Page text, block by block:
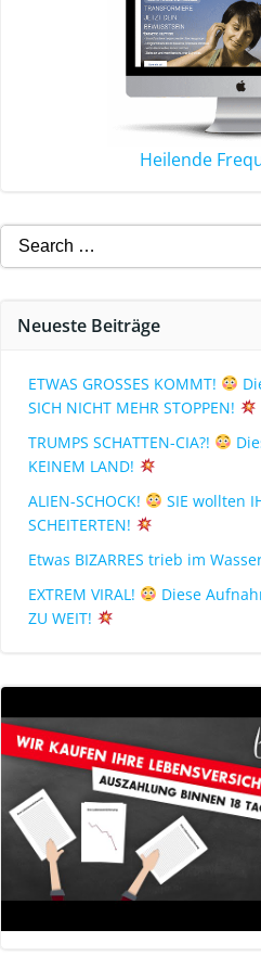
Heilende
Neueste Beiträge
ETWAS GROSSES KOMMT!
SICH NICHT MEHR STOPPEN!
TRUMPS SCHATTEN-CIA?!
KEINEM LAND!
ALIEN-SCHOCK!
SIE wollten
SCHEITERTEN!
Etwas BIZARRES trieb im
EXTREM VIRAL!
Diese
ZU WEIT!